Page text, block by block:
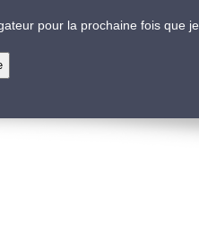
pour la prochaine fois que je